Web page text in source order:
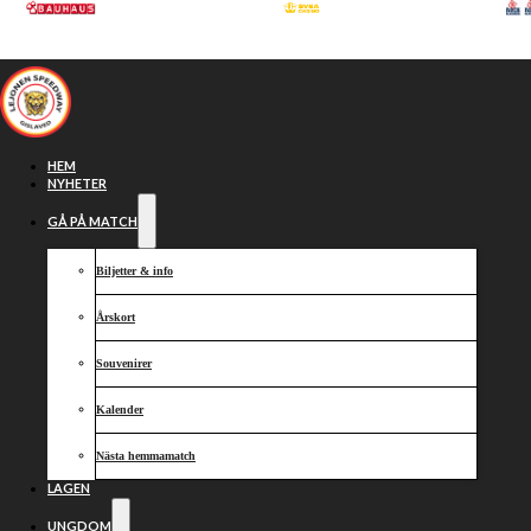
Hoppa till huvudinnehåll
HEM
NYHETER
GÅ PÅ MATCH
Biljetter & info
Årskort
Souvenirer
Kalender
Nästa hemmamatch
LAGEN
UNGDOM
Casper tog